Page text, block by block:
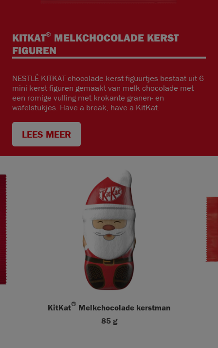
KITKAT® MELKCHOCOLADE KERST
FIGUREN
NESTLÉ KITKAT chocolade kerst figuurtjes bestaat uit 6
mini kerst figuren gemaakt van melk chocolade met
een romige vulling met krokante granen- en
wafelstukjes. Have a break, have a KitKat.
LEES MEER
KitKat® Melkchocolade kerstman
85 g